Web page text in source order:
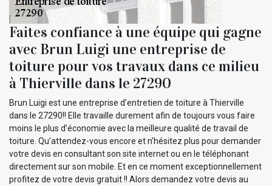
Faites confiance à une équipe qui gagne
avec Brun Luigi une entreprise de
toiture pour vos travaux dans ce milieu
à Thierville dans le 27290
Brun Luigi est une entreprise d’entretien de toiture à Thierville
dans le 27290!! Elle travaille durement afin de toujours vous faire
moins le plus d’économie avec la meilleure qualité de travail de
toiture. Qu’attendez-vous encore et n’hésitez plus pour demander
votre devis en consultant son site internet ou en le téléphonant
directement sur son mobile. Et en ce moment exceptionnellement
profitez de votre devis gratuit !! Alors demandez votre devis au